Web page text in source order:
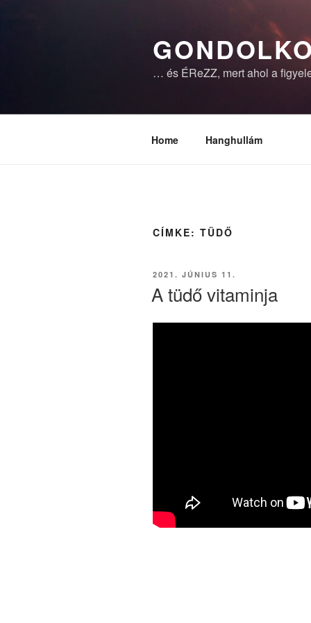
… és ÉReZZ, mert ahol a
Home Hanghullám
CÍMKE: TÜDŐ
BEKÜLDVE:
2021. JÚNIUS 11.
A tüdő vitaminja